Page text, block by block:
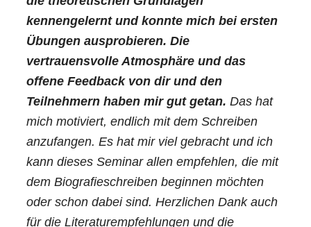
kennengelernt und konnte mich bei ersten
Übungen ausprobieren. Die
vertrauensvolle Atmosphäre und das
offene Feedback von dir und den
Teilnehmern haben mir gut getan. Das hat
mich motiviert, endlich mit dem Schreiben
anzufangen. Es hat mir viel gebracht und ich
kann dieses Seminar allen empfehlen, die mit
dem Biografieschreiben beginnen möchten
oder schon dabei sind. Herzlichen Dank auch
für die Literaturempfehlungen und die